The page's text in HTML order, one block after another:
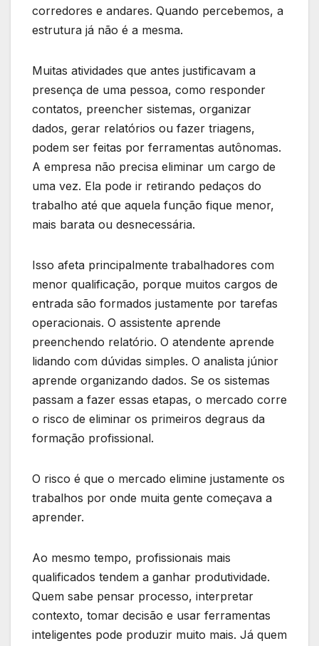
corredores e andares. Quando percebemos, a
estrutura já não é a mesma.
Muitas atividades que antes justificavam a
presença de uma pessoa, como responder
contatos, preencher sistemas, organizar
dados, gerar relatórios ou fazer triagens,
podem ser feitas por ferramentas autônomas.
A empresa não precisa eliminar um cargo de
uma vez. Ela pode ir retirando pedaços do
trabalho até que aquela função fique menor,
mais barata ou desnecessária.
Isso afeta principalmente trabalhadores com
menor qualificação, porque muitos cargos de
entrada são formados justamente por tarefas
operacionais. O assistente aprende
preenchendo relatório. O atendente aprende
lidando com dúvidas simples. O analista júnior
aprende organizando dados. Se os sistemas
passam a fazer essas etapas, o mercado corre
o risco de eliminar os primeiros degraus da
formação profissional.
O risco é que o mercado elimine justamente os
trabalhos por onde muita gente começava a
aprender.
Ao mesmo tempo, profissionais mais
qualificados tendem a ganhar produtividade.
Quem sabe pensar processo, interpretar
contexto, tomar decisão e usar ferramentas
inteligentes pode produzir muito mais. Já quem